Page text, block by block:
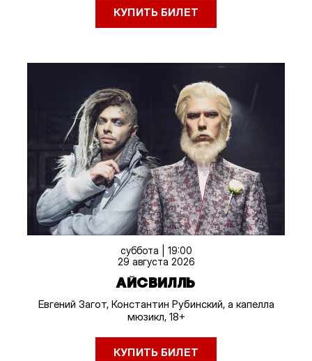
КУПИТЬ БИЛЕТ
суббота | 19:00
29 августа 2026
АЙСВИЛЛЬ
Евгений Загот, Константин Рубинский, а капелла
мюзикл, 18+
КУПИТЬ БИЛЕТ